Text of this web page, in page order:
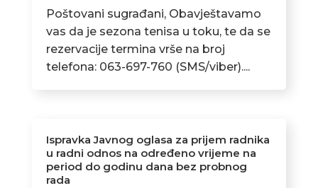
Poštovani sugrađani, Obavještavamo
vas da je sezona tenisa u toku, te da se
rezervacije termina vrše na broj
telefona: 063-697-760 (SMS/viber)....
Ispravka Javnog oglasa za prijem radnika
u radni odnos na određeno vrijeme na
period do godinu dana bez probnog
rada